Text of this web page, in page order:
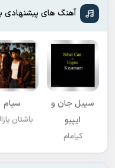
آهنگ های پیشنهادی
سیبل جان و
ایپیو
کیامام
سیام
باشتان